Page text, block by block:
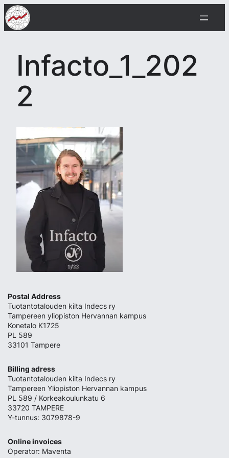
Skip
to
content
Infacto_1_202
2
Postal Address
Tuotantotalouden kilta Indecs ry
Tampereen yliopiston Hervannan kampus
Konetalo K1725
PL 589
33101 Tampere
Billing adress
Tuotantotalouden kilta Indecs ry
Tampereen Yliopiston Hervannan kampus
PL 589 / Korkeakoulunkatu 6
33720 TAMPERE
Y-tunnus: 3079878-9
Online invoices
Operator: Maventa